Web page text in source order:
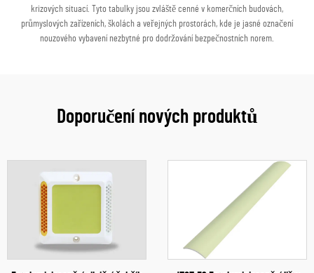
krizových situací. Tyto tabulky jsou zvláště cenné v komerčních budovách,
průmyslových zařízeních, školách a veřejných prostorách, kde je jasné označení
nouzového vybavení nezbytné pro dodržování bezpečnostních norem.
Doporučení nových produktů